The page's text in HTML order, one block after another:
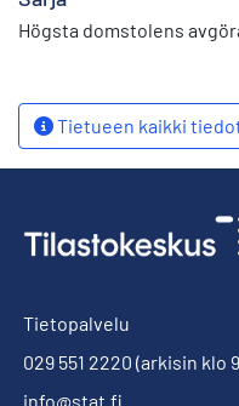
Högsta domstolens
Tietueen kaikki
Tietopalvelu
029 551 2220 (arkisin klo
info@stat.fi